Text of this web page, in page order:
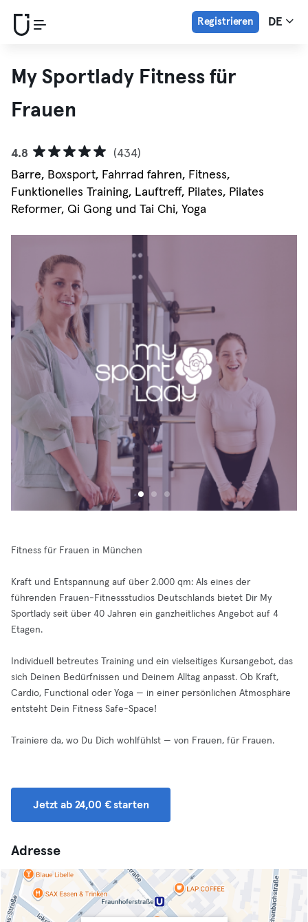
Registrieren DE
My Sportlady Fitness für
Frauen
4.8
(434)
Barre, Boxsport, Fahrrad fahren, Fitness,
Funktionelles Training, Lauftreff, Pilates, Pilates
Reformer, Qi Gong und Tai Chi, Yoga
Fitness für Frauen in München
Kraft und Entspannung auf über 2.000 qm: Als eines der
führenden Frauen-Fitnessstudios Deutschlands bietet Dir My
Sportlady seit über 40 Jahren ein ganzheitliches Angebot auf 4
Etagen.
Individuell betreutes Training und ein vielseitiges Kursangebot, das
sich Deinen Bedürfnissen und Deinem Alltag anpasst. Ob Kraft,
Cardio, Functional oder Yoga — in einer persönlichen Atmosphäre
entsteht Dein Fitness Safe-Space!
Trainiere da, wo Du Dich wohlfühlst — von Frauen, für Frauen.
Jetzt ab 24,00 € starten
Adresse